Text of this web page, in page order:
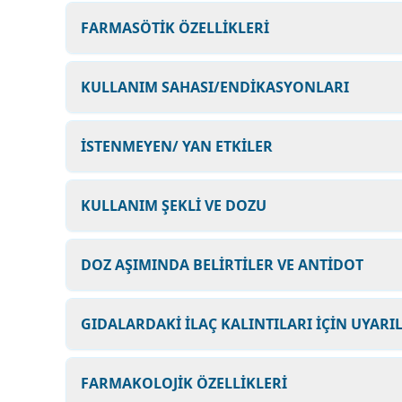
FARMASÖTİK ÖZELLİKLERİ
KULLANIM SAHASI/ENDİKASYONLARI
İSTENMEYEN/ YAN ETKİLER
KULLANIM ŞEKLİ VE DOZU
DOZ AŞIMINDA BELİRTİLER VE ANTİDOT
GIDALARDAKİ İLAÇ KALINTILARI İÇİN
FARMAKOLOJİK ÖZELLİKLERİ